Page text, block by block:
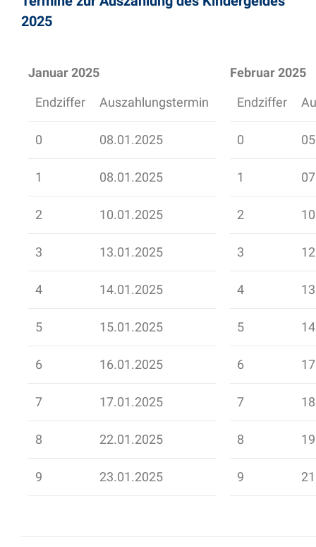
2025
Januar 2025
Endziffer
Auszahlungstermin
0 08.01.2025
1 08.01.2025
2 10.01.2025
3 13.01.2025
4 14.01.2025
5 15.01.2025
6 16.01.2025
7 17.01.2025
8 22.01.2025
9 23.01.2025
Februar 2025
Endziffer
0
1
2
3
4
5
6
7
8
9